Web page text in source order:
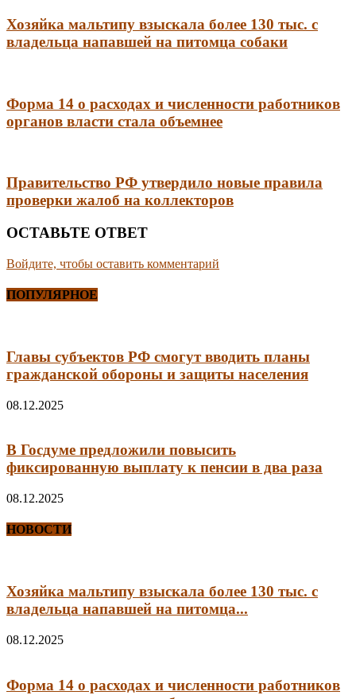
Хозяйка мальтипу взыскала более 130 тыс. с
владельца напавшей на питомца собаки
Форма 14 о расходах и численности работников
органов власти стала объемнее
Правительство РФ утвердило новые правила
проверки жалоб на коллекторов
ОСТАВЬТЕ ОТВЕТ
Войдите, чтобы оставить комментарий
ПОПУЛЯРНОЕ
Главы субъектов РФ смогут вводить планы
гражданской обороны и защиты населения
08.12.2025
В Госдуме предложили повысить
фиксированную выплату к пенсии в два раза
08.12.2025
НОВОСТИ
Хозяйка мальтипу взыскала более 130 тыс. с
владельца напавшей на питомца...
08.12.2025
Форма 14 о расходах и численности работников